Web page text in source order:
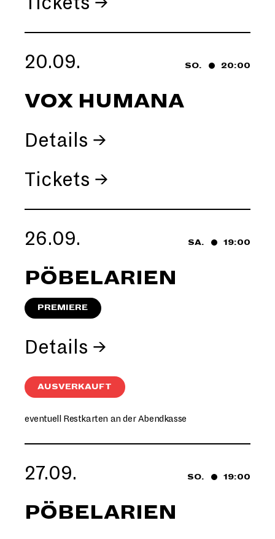
20.09. SO. 20:00
VOX HUMANA
Details →
Tickets →
26.09. SA. 19:00
PÖBELARIEN
PREMIERE
Details →
AUSVERKAUFT
eventuell Restkarten an der Abendkasse
27.09. SO. 19:00
PÖBELARIEN